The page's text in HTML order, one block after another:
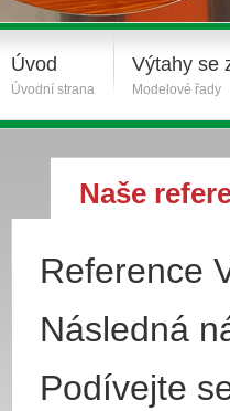
Úvod
Úvodní strana
Výtahy se
Modelové řady
Naše
Reference
Následná
Podívejte